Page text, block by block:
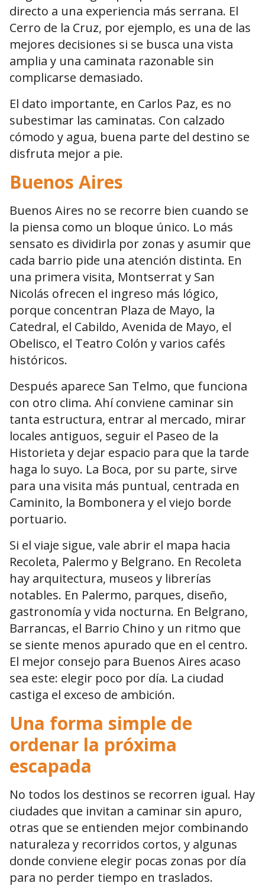
directo a una experiencia más serrana. El
Cerro de la Cruz, por ejemplo, es una de las
mejores decisiones si se busca una vista
amplia y una caminata razonable sin
complicarse demasiado.
El dato importante, en Carlos Paz, es no
subestimar las caminatas. Con calzado
cómodo y agua, buena parte del destino se
disfruta mejor a pie.
Buenos Aires
Buenos Aires no se recorre bien cuando se
la piensa como un bloque único. Lo más
sensato es dividirla por zonas y asumir que
cada barrio pide una atención distinta. En
una primera visita, Montserrat y San
Nicolás ofrecen el ingreso más lógico,
porque concentran Plaza de Mayo, la
Catedral, el Cabildo, Avenida de Mayo, el
Obelisco, el Teatro Colón y varios cafés
históricos.
Después aparece San Telmo, que funciona
con otro clima. Ahí conviene caminar sin
tanta estructura, entrar al mercado, mirar
locales antiguos, seguir el Paseo de la
Historieta y dejar espacio para que la tarde
haga lo suyo. La Boca, por su parte, sirve
para una visita más puntual, centrada en
Caminito, la Bombonera y el viejo borde
portuario.
Si el viaje sigue, vale abrir el mapa hacia
Recoleta, Palermo y Belgrano. En Recoleta
hay arquitectura, museos y librerías
notables. En Palermo, parques, diseño,
gastronomía y vida nocturna. En Belgrano,
Barrancas, el Barrio Chino y un ritmo que
se siente menos apurado que en el centro.
El mejor consejo para Buenos Aires acaso
sea este: elegir poco por día. La ciudad
castiga el exceso de ambición.
Una forma simple de
ordenar la próxima
escapada
No todos los destinos se recorren igual. Hay
ciudades que invitan a caminar sin apuro,
otras que se entienden mejor combinando
naturaleza y recorridos cortos, y algunas
donde conviene elegir pocas zonas por día
para no perder tiempo en traslados.